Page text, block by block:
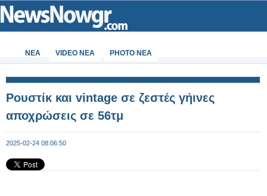
ΝΕΑ VIDEO NEA PHOTO NEA
Ρουστίκ και vintage σε ζεστές γήινες
αποχρώσεις σε 56τμ
2025-02-24 08:06:50